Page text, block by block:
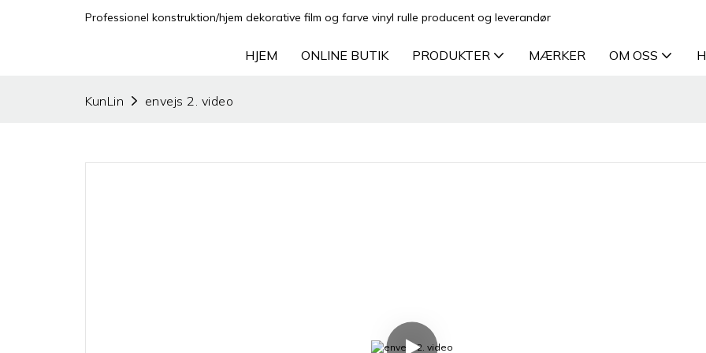
Professionel konstruktion/hjem dekorative film og farve vinyl rulle producent og leverandør
HJEM ONLINE BUTIK PRODUKTER MÆRKER OM OSS
KunLin envejs 2. video